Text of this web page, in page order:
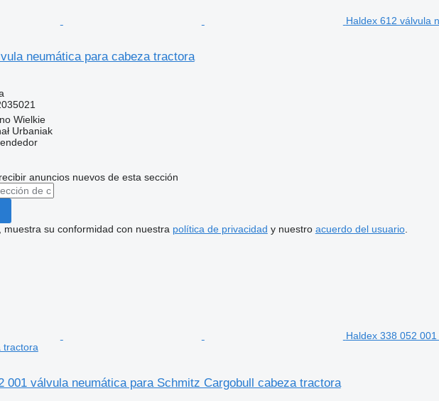
Haldex 612 válvula
neumática para cabeza tractora
Wielkie
Urbaniak
anuncios nuevos de esta sección
muestra su conformidad con nuestra política de privacidad y nuestro acuerdo del usuario.
Haldex 338 052
tractora
001 válvula neumática para Schmitz Cargobull cabeza tractora